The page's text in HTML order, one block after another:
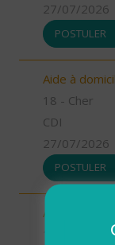
27/07/2026
POSTULER
Aide à
18 - Cher
CDI
27/07/2026
POSTULER
Aide à